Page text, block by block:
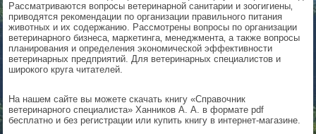
Рассматриваются вопросы ветеринарной санитарии и зоогигиены‚
приводятся рекомендации по организации правильного питания
животных и их содержанию. Рассмотрены вопросы по организации
ветеринарного бизнеса‚ маркетинга‚ менеджмента‚ а также вопросы
планирования и определения экономической эффективности
ветеринарных предприятий. Для ветеринарных специалистов и
широкого круга читателей.
На нашем сайте вы можете скачать книгу «Справочник
ветеринарного специалиста» Ханников А. А. в формате pdf
бесплатно и без регистрации или купить книгу в интернет-магазине.
▼